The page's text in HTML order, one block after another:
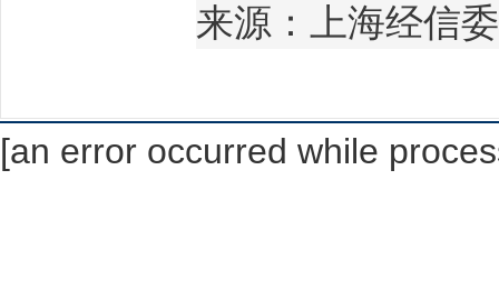
来源：上海经信
[an error occurred while